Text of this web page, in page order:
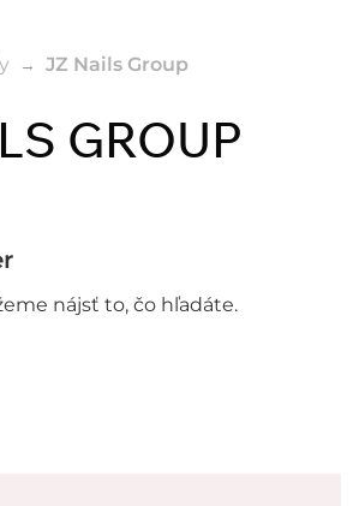
JZ Nails Group
GROUP
nájsť to, čo hľadáte.